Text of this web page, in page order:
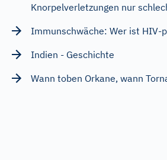
Knorpelverletzungen nur
Immunschwäche: Wer ist HIV-
Indien - Geschichte
Wann toben Orkane, wann